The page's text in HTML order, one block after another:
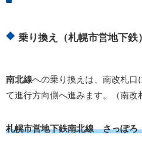
乗り換え（札幌市営地下鉄
南北線への乗り換えは、南改札口
て進行方向側へ進みます。（南改
札幌市営地下鉄南北線 さっぽろ